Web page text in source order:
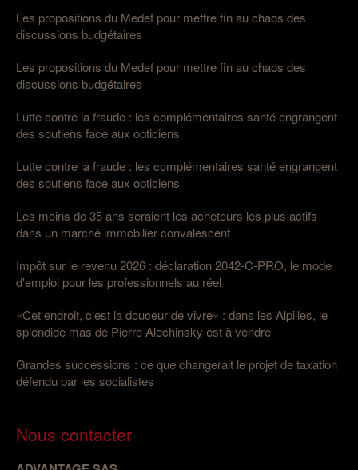
Les propositions du Medef pour mettre fin au chaos des
discussions budgétaires
Les propositions du Medef pour mettre fin au chaos des
discussions budgétaires
Lutte contre la fraude : les complémentaires santé engrangent
des soutiens face aux opticiens
Lutte contre la fraude : les complémentaires santé engrangent
des soutiens face aux opticiens
Les moins de 35 ans seraient les acheteurs les plus actifs
dans un marché immobilier convalescent
Impôt sur le revenu 2026 : déclaration 2042-C-PRO, le mode
d'emploi pour les professionnels au réel
«Cet endroit, c’est la douceur de vivre» : dans les Alpilles, le
splendide mas de Pierre Alechinsky est à vendre
Grandes successions : ce que changerait le projet de taxation
défendu par les socialistes
Nous contacter